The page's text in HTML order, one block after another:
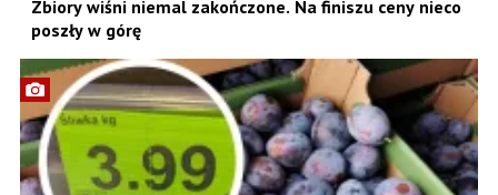
Zbiory wiśni niemal zakończone. Na finiszu ceny nieco
poszły w górę